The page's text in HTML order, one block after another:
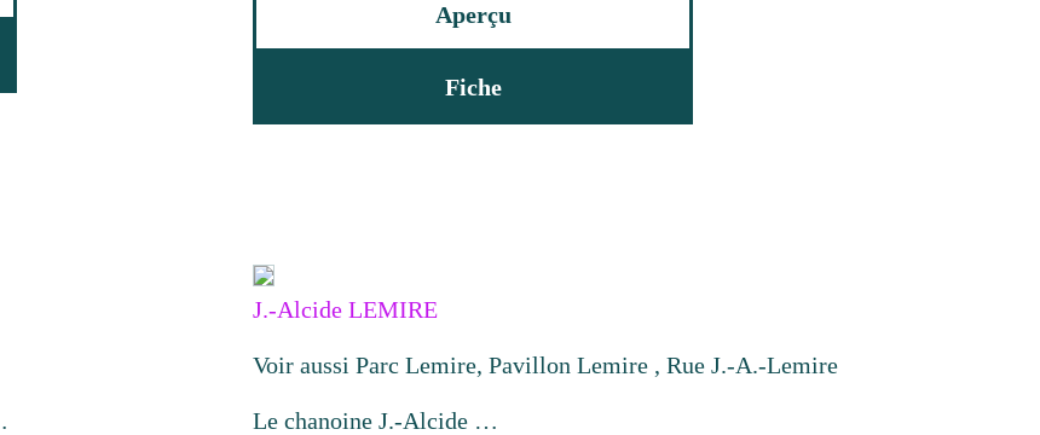
Aperçu
Fiche
J.-Alcide LEMIRE
Voir aussi Parc Lemire, Pavillon Lemire , Rue J.-A.-Lemire
Le chanoine J.-Alcide …